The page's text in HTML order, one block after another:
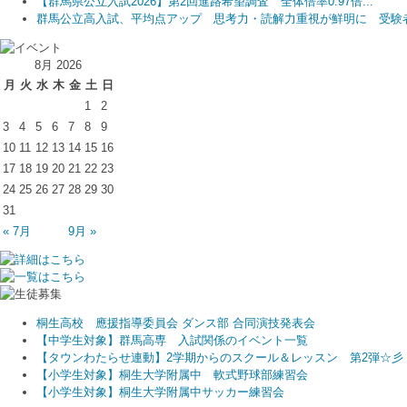
群馬公立高入試、平均点アップ 思考力・読解力重視が鮮明に 受験
8月 2026
月 火 水 木 金 土 日
1
2
3
4 5 6 7 8
9
10 11 12 13 14 15 16
17 18 19 20 21 22 23
24 25 26 27 28 29 30
31
« 7月
9月 »
桐生高校 應援指導委員会 ダンス部 合同演技発表会
【中学生対象】群馬高専 入試関係のイベント一覧
【タウンわたらせ連動】2学期からのスクール＆レッスン 第2弾☆彡
【小学生対象】桐生大学附属中 軟式野球部練習会
【小学生対象】桐生大学附属中サッカー練習会